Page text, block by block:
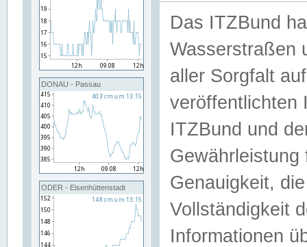
DONAU - Passau
ODER - Eisenhüttenstadt
Das ITZBund
Wasserstraßen
aller Sorgfalt
veröffentlichten
ITZBund und
Genauigkeit,
Vollständigkeit
Informationen